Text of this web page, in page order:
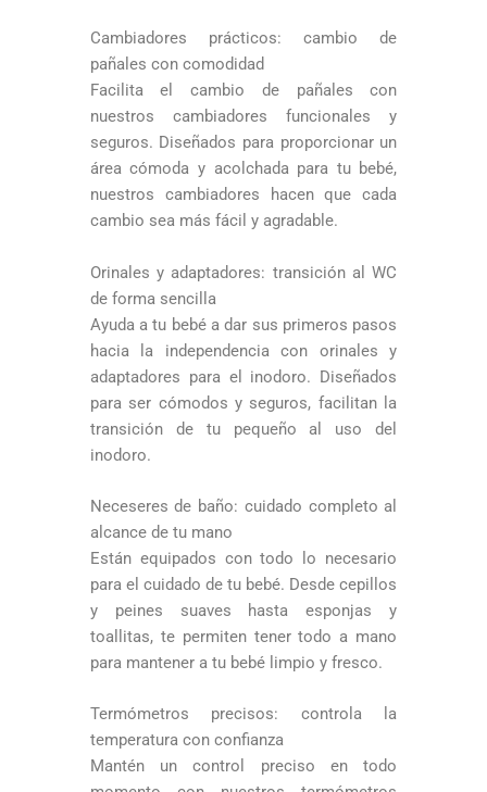
Cambiadores prácticos: cambio de
pañales con comodidad
Facilita el cambio de pañales con
nuestros cambiadores funcionales y
seguros. Diseñados para proporcionar un
área cómoda y acolchada para tu bebé,
nuestros cambiadores hacen que cada
cambio sea más fácil y agradable.
Orinales y adaptadores: transición al WC
de forma sencilla
Ayuda a tu bebé a dar sus primeros pasos
hacia la independencia con orinales y
adaptadores para el inodoro. Diseñados
para ser cómodos y seguros, facilitan la
transición de tu pequeño al uso del
inodoro.
Neceseres de baño: cuidado completo al
alcance de tu mano
Están equipados con todo lo necesario
para el cuidado de tu bebé. Desde cepillos
y peines suaves hasta esponjas y
toallitas, te permiten tener todo a mano
para mantener a tu bebé limpio y fresco.
Termómetros precisos: controla la
temperatura con confianza
Mantén un control preciso en todo